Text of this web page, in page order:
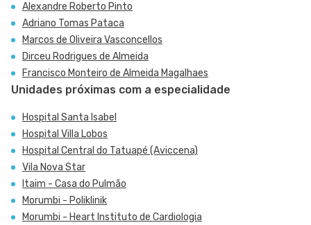
Alexandre Roberto Pinto
Adriano Tomas Pataca
Marcos de Oliveira Vasconcellos
Dirceu Rodrigues de Almeida
Francisco Monteiro de Almeida Magalhaes
Unidades próximas com a especialidade
Hospital Santa Isabel
Hospital Villa Lobos
Hospital Central do Tatuapé (Aviccena)
Vila Nova Star
Itaim - Casa do Pulmão
Morumbi - Poliklinik
Morumbi - Heart Instituto de Cardiologia